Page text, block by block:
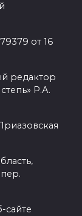
от 16
редактор
Р.А.
сайте